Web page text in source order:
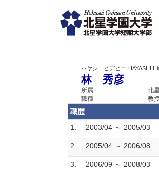
ハヤシ ヒデヒコ
林 秀彦
所属
北
職種
教
職歴
1.
2003/04 ～ 2005/03
2. 2005/04 ～ 2006/08
3. 2006/09 ～ 2008/03